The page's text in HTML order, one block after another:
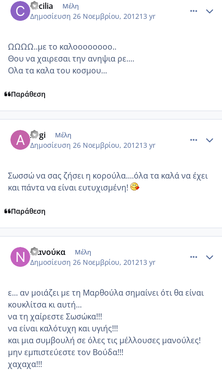
cecilia Μέλη
Δημοσίευση 26 Νοεμβρίου, 201213 yr
ΩΩΩΩ..με το καλοοοοοοοο..
Θου να χαιρεσαι την ανηψια ρε....
Ολα τα καλα του κοσμου...
Παράθεση
Argi Μέλη
Δημοσίευση 26 Νοεμβρίου, 201213 yr
Σωσσώ να σας ζήσει η κορούλα....όλα τα καλά να έχει
και πάντα να είναι ευτυχισμένη!
Παράθεση
Νανούκα Μέλη
Δημοσίευση 26 Νοεμβρίου, 201213 yr
ε... αν μοιάζει με τη Μαρθούλα σημαίνει ότι θα είναι
κουκλίτσα κι αυτή...
να τη χαίρεστε Σωσώκα!!!
να είναι καλότυχη και υγιής!!!
και μια συμβουλή σε όλες τις μέλλουσες μανούλες!
μην εμπιστεύεστε τον Βούδα!!!
χαχαχα!!!